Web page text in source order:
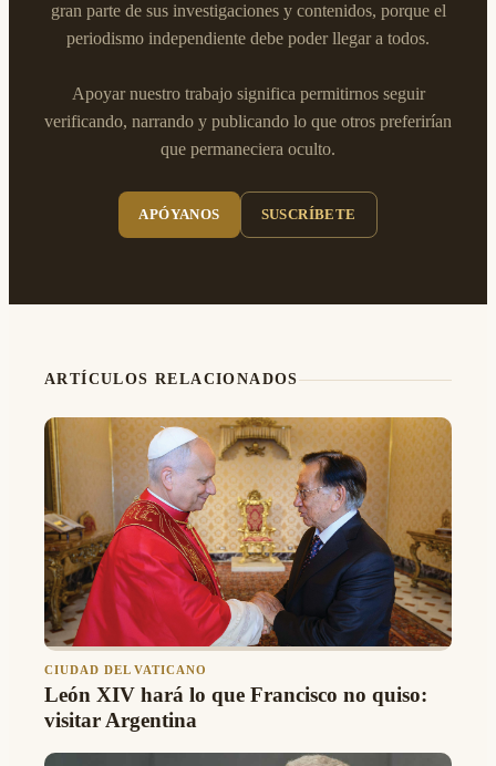
gran parte de sus investigaciones y contenidos, porque el
periodismo independiente debe poder llegar a todos.
Apoyar nuestro trabajo significa permitirnos seguir
verificando, narrando y publicando lo que otros preferirían
que permaneciera oculto.
APÓYANOS SUSCRÍBETE
ARTÍCULOS RELACIONADOS
CIUDAD DEL VATICANO
León XIV hará lo que Francisco no quiso:
visitar Argentina